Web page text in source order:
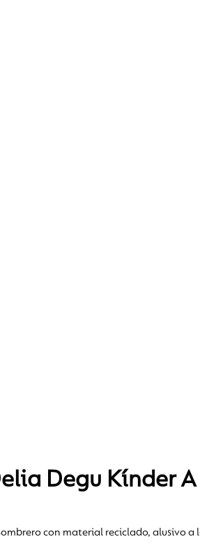
Degu Kínder A
con material reciclado, alusivo